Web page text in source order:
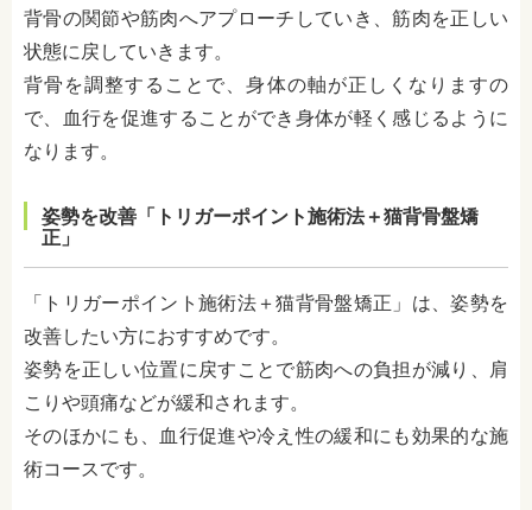
背骨の関節や筋肉へアプローチしていき、筋肉を正しい
状態に戻していきます。
背骨を調整することで、身体の軸が正しくなりますの
で、血行を促進することができ身体が軽く感じるように
なります。
姿勢を改善「トリガーポイント施術法＋猫背骨盤矯
正」
「トリガーポイント施術法＋猫背骨盤矯正」は、姿勢を
改善したい方におすすめです。
姿勢を正しい位置に戻すことで筋肉への負担が減り、肩
こりや頭痛などが緩和されます。
そのほかにも、血行促進や冷え性の緩和にも効果的な施
術コースです。